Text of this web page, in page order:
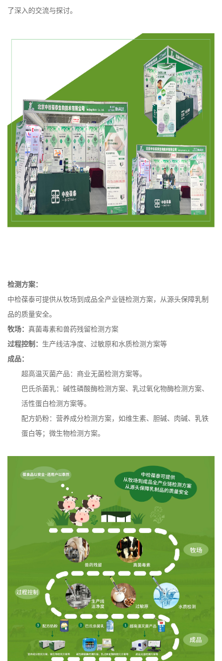
了深入的交流与探讨。
检测方案：
中检葆泰可提供从牧场到成品全产业链检测方案，从源头保障乳制
品的质量安全。
牧场： 真菌毒素和兽药残留检测方案
过程控制： 生产线洁净度、过敏原和水质检测方案等
成品：
超高温灭菌产品：商业无菌检测方案等。
巴氏杀菌乳：碱性磷酸酶检测方案、乳过氧化物酶检测方案、
活性蛋白检测方案等。
配方奶粉：营养成分检测方案，如维生素、胆碱、肉碱、乳铁
蛋白等；微生物检测方案。